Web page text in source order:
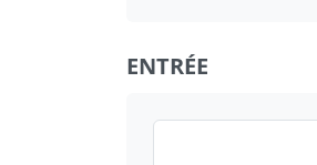
ENTRÉE